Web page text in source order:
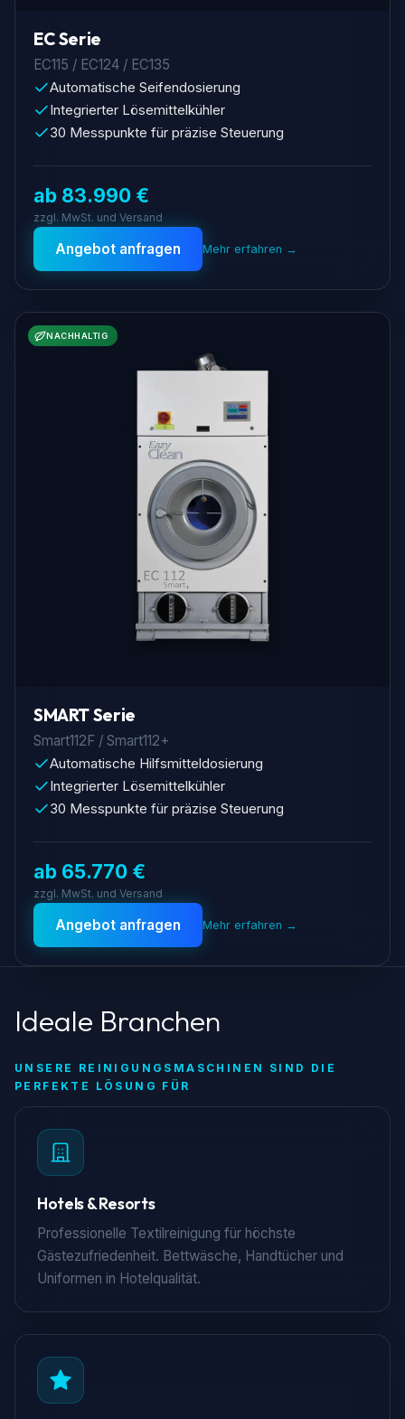
EC Serie
EC115 / EC124 / EC135
Automatische Seifendosierung
Integrierter Lösemittelkühler
30 Messpunkte für präzise Steuerung
ab 83.990 €
zzgl. MwSt. und Versand
Angebot anfragen Mehr erfahren →
NACHHALTIG
SMART Serie
Smart112F / Smart112+
Automatische Hilfsmitteldosierung
Integrierter Lösemittelkühler
30 Messpunkte für präzise Steuerung
ab 65.770 €
zzgl. MwSt. und Versand
Angebot anfragen Mehr erfahren →
Ideale Branchen
UNSERE REINIGUNGSMASCHINEN SIND DIE
PERFEKTE LÖSUNG FÜR
Hotels & Resorts
Professionelle Textilreinigung für höchste
Gästezufriedenheit. Bettwäsche, Handtücher und
Uniformen in Hotelqualität.